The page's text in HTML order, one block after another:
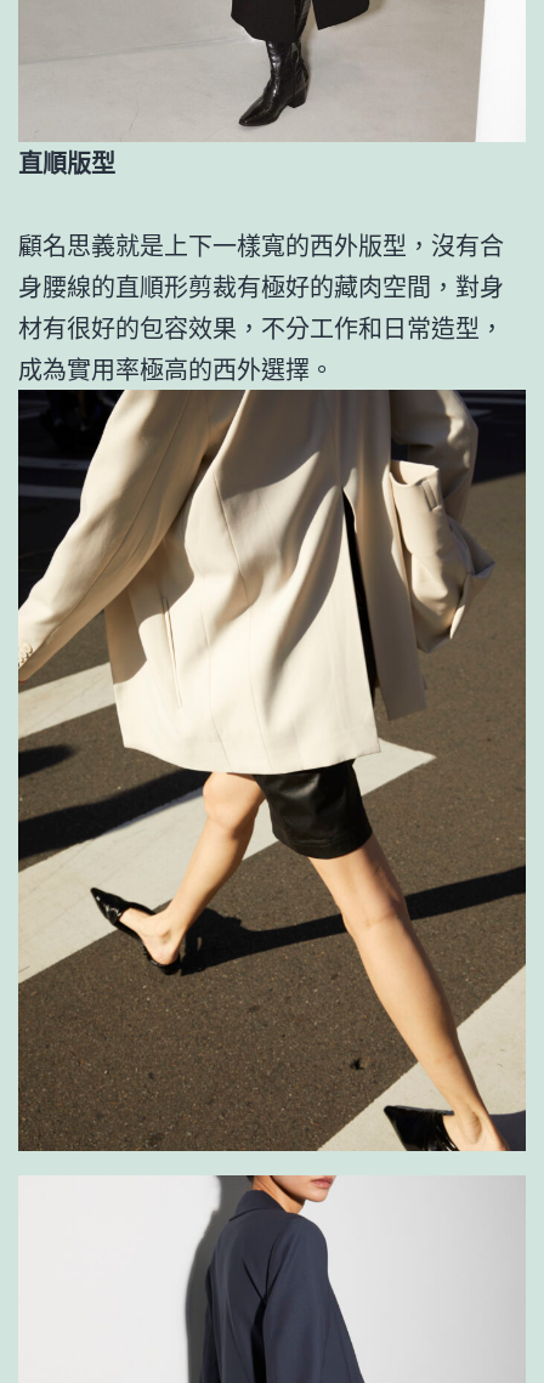
直順版型
顧名思義就是上下一樣寬的西外版型，沒有合
身腰線的直順形剪裁有極好的藏肉空間，對身
材有很好的包容效果，不分工作和日常造型，
成為實用率極高的西外選擇。